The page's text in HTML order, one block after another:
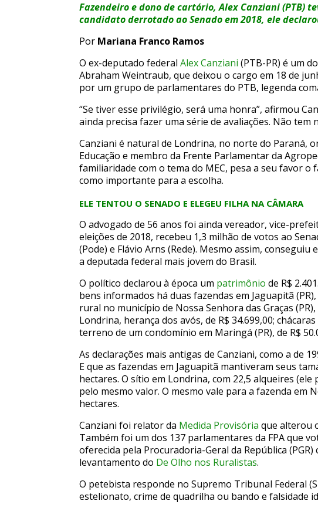
Fazendeiro e dono de cartório, Alex Canziani (PTB)
candidato derrotado ao Senado em 2018, ele
Por Mariana Franco Ramos
O ex-deputado federal Alex Canziani (PTB-PR) é um
Abraham Weintraub, que deixou o cargo em 18 de
por um grupo de parlamentares do PTB, legenda
“Se tiver esse privilégio, será uma honra”, afirmou
ainda precisa fazer uma série de avaliações. Não tem
Canziani é natural de Londrina, no norte do Paraná,
Educação e membro da Frente Parlamentar da
familiaridade com o tema do MEC, pesa a seu favor
como importante para a escolha.
ELE TENTOU O SENADO E ELEGEU FILHA NA CÂMARA
O advogado de 56 anos foi ainda vereador, vice-
eleições de 2018, recebeu 1,3 milhão de votos ao
(Pode) e Flávio Arns (Rede). Mesmo assim,
a deputada federal mais jovem do Brasil.
O político declarou à época um patrimônio de R$
bens informados há duas fazendas em Jaguapitã
rural no município de Nossa Senhora das Graças
Londrina, herança dos avós, de R$ 34.699,00;
terreno de um condomínio em Maringá (PR), de R$
As declarações mais antigas de Canziani, como a de
E que as fazendas em Jaguapitã mantiveram seus
hectares. O sítio em Londrina, com 22,5 alqueires
pelo mesmo valor. O mesmo vale para a fazenda em
hectares.
Canziani foi relator da Medida Provisória que alterou
Também foi um dos 137 parlamentares da FPA que
oferecida pela Procuradoria-Geral da República
levantamento do De Olho nos Ruralistas.
O petebista responde no Supremo Tribunal Federal
estelionato, crime de quadrilha ou bando e falsidade